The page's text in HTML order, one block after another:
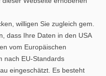
willigen Sie zugleich gem.
dass Ihre Daten in den USA
vom Europäischen
nach EU-Standards
eingeschätzt. Es besteht